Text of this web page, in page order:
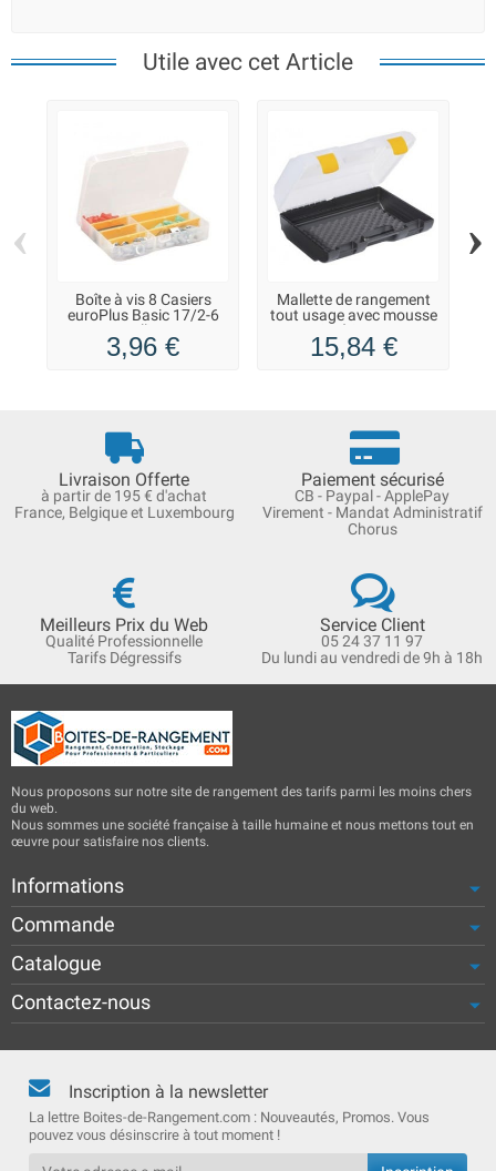
Utile avec cet Article
Boîte à vis 8 Casiers
euroPlus Basic 17/2-6
Allit
3,96 €
Mallette de rangement
tout usage avec mousse
intérieure
15,84 €
‹ ›
Livraison Offerte
à partir de 195 € d'achat
France, Belgique et Luxembourg
Paiement sécurisé
CB - Paypal - ApplePay
Virement - Mandat Administratif
Chorus
Meilleurs Prix du Web
Qualité Professionnelle
Tarifs Dégressifs
Service Client
05 24 37 11 97
Du lundi au vendredi de 9h à 18h
Nous proposons sur notre site de rangement des tarifs parmi les moins chers
du web.
Nous sommes une société française à taille humaine et nous mettons tout en
œuvre pour satisfaire nos clients.
Informations
Commande
Catalogue
Contactez-nous
Inscription à la newsletter
La lettre Boites-de-Rangement.com : Nouveautés, Promos. Vous
pouvez vous désinscrire à tout moment !